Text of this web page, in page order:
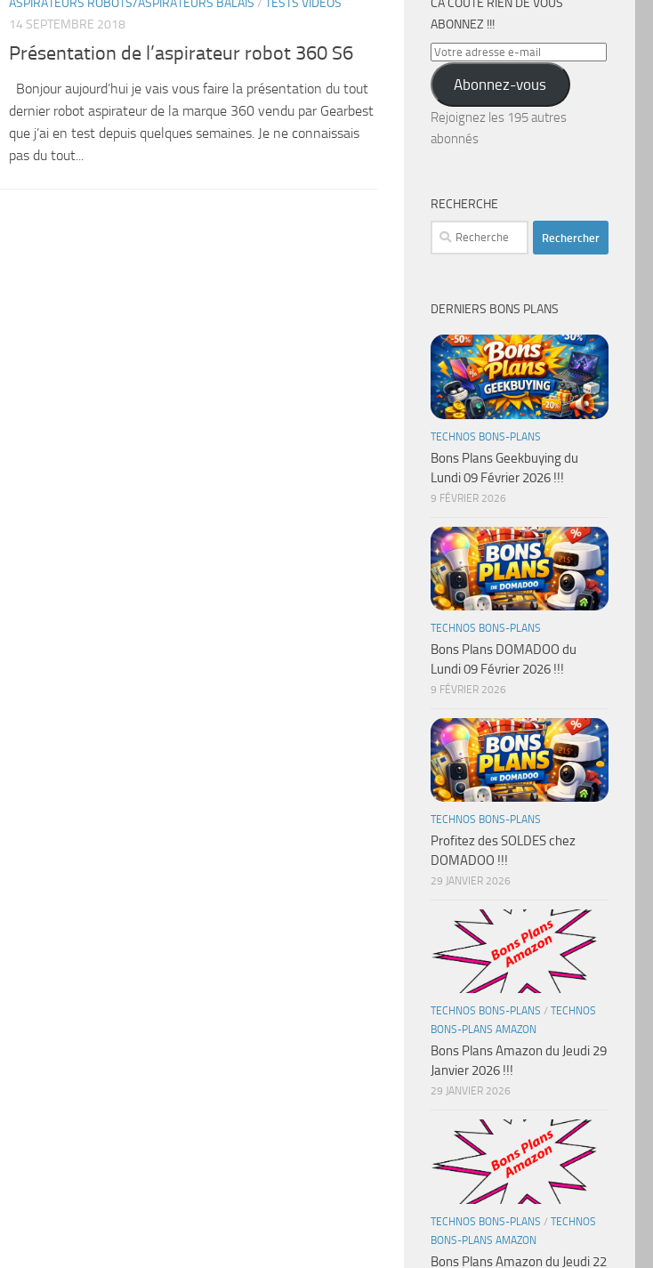
ASPIRATEURS ROBOTS/ASPIRATEURS BALAIS / TESTS VIDÉOS
14 SEPTEMBRE 2018
Présentation de l’aspirateur robot 360 S6
Bonjour aujourd’hui je vais vous faire la présentation du tout
dernier robot aspirateur de la marque 360 vendu par Gearbest
que j’ai en test depuis quelques semaines. Je ne connaissais
pas du tout...
CA COÛTE RIEN DE VOUS
ABONNEZ !!!
Votre
adresse
e-
mail
Abonnez-vous
Rejoignez les 195 autres
abonnés
RECHERCHE
Rechercher :
DERNIERS BONS PLANS
TECHNOS BONS-PLANS
Bons Plans Geekbuying du
Lundi 09 Février 2026 !!!
9 FÉVRIER 2026
TECHNOS BONS-PLANS
Bons Plans DOMADOO du
Lundi 09 Février 2026 !!!
9 FÉVRIER 2026
TECHNOS BONS-PLANS
Profitez des SOLDES chez
DOMADOO !!!
29 JANVIER 2026
TECHNOS BONS-PLANS / TECHNOS
BONS-PLANS AMAZON
Bons Plans Amazon du Jeudi 29
Janvier 2026 !!!
29 JANVIER 2026
TECHNOS BONS-PLANS / TECHNOS
BONS-PLANS AMAZON
Bons Plans Amazon du Jeudi 22